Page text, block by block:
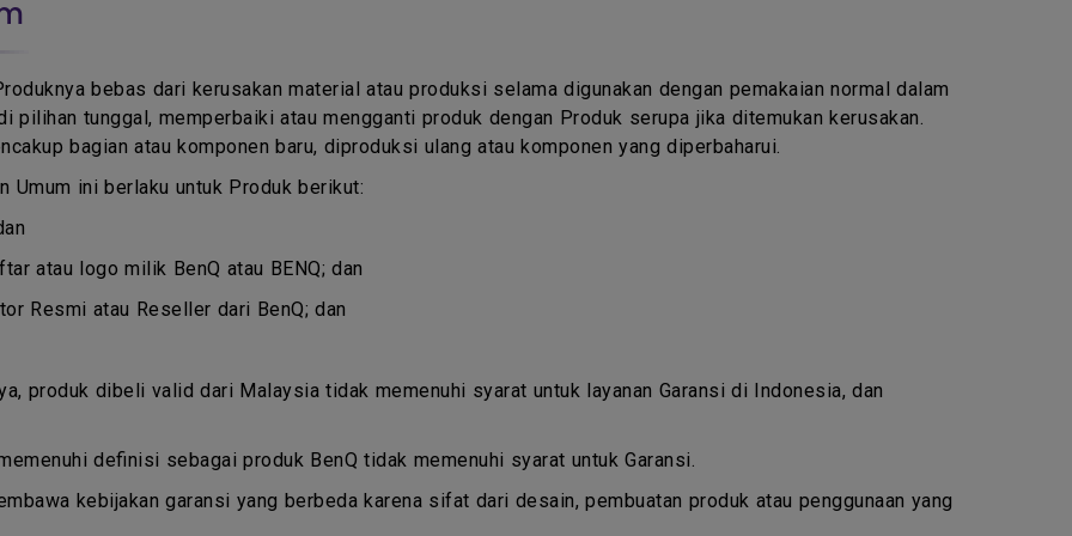
bebas dari kerusakan material atau produksi selama digunakan dengan pemakaian normal dalam
pilihan tunggal, memperbaiki atau mengganti produk dengan Produk serupa jika ditemukan kerusakan.
bagian atau komponen baru, diproduksi ulang atau komponen yang diperbaharui.
ini berlaku untuk Produk berikut:
atau logo milik BenQ atau BENQ; dan
Resmi atau Reseller dari BenQ; dan
produk dibeli valid dari Malaysia tidak memenuhi syarat untuk layanan Garansi di Indonesia, dan
definisi sebagai produk BenQ tidak memenuhi syarat untuk Garansi.
kebijakan garansi yang berbeda karena sifat dari desain, pembuatan produk atau penggunaan yang